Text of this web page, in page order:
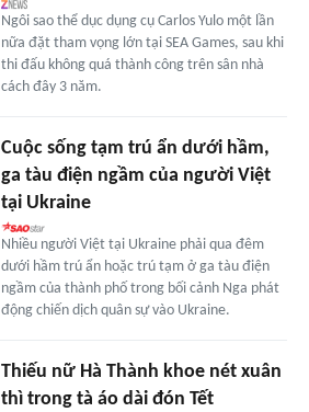
Ngôi sao thể dục dụng cụ Carlos Yulo một lần
nữa đặt tham vọng lớn tại SEA Games, sau khi
thi đấu không quá thành công trên sân nhà
cách đây 3 năm.
Cuộc sống tạm trú ẩn dưới hầm,
ga tàu điện ngầm của người Việt
tại Ukraine
Nhiều người Việt tại Ukraine phải qua đêm
dưới hầm trú ẩn hoặc trú tạm ở ga tàu điện
ngầm của thành phố trong bối cảnh Nga phát
động chiến dịch quân sự vào Ukraine.
Thiếu nữ Hà Thành khoe nét xuân
thì trong tà áo dài đón Tết